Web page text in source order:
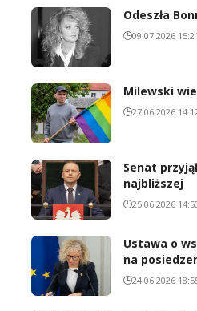
Odeszła
09.07.2026 15:21
Milewski
27.06.2026
Senat
najbliższej
25.06.2026
Ustawa o
na
24.06.2026